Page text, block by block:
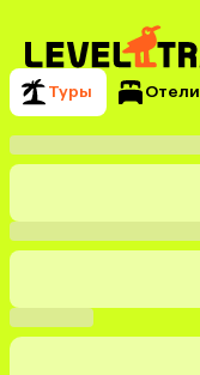
Туры Отели